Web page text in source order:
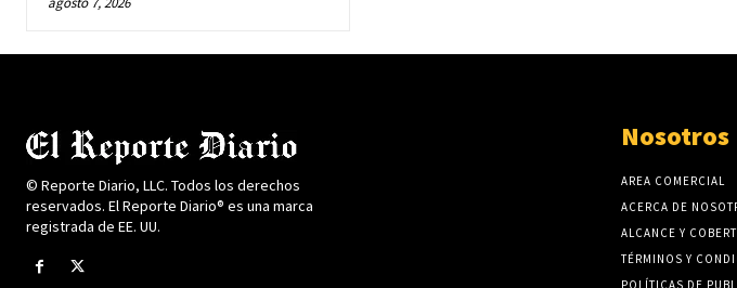
© Reporte Diario, LLC. Todos los derechos
reservados. El Reporte Diario® es una marca
registrada de EE. UU.
Nosotros
AREA COMERCIAL
ACERCA DE
ALCANCE Y
TÉRMINOS Y
POLÍTICAS DE